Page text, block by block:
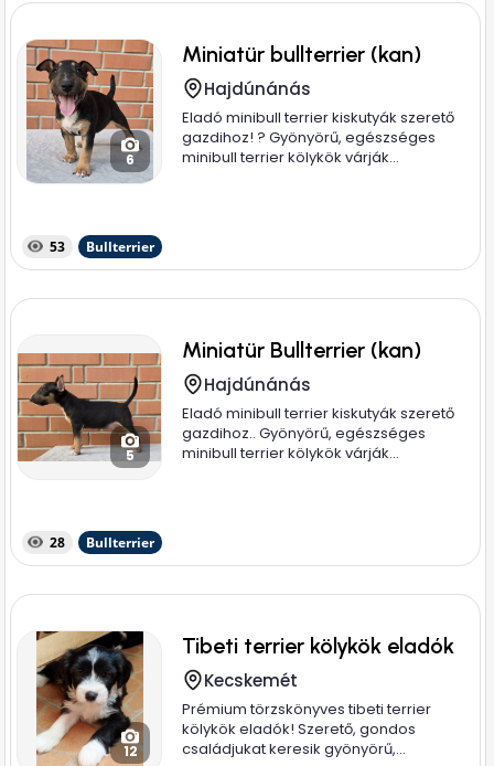
6
Miniatür bullterrier (kan)
Hajdúnánás
Eladó minibull terrier kiskutyák szerető
gazdihoz! ? Gyönyörű, egészséges
minibull terrier kölykök várják...
53 Bullterrier
5
Miniatür Bullterrier (kan)
Hajdúnánás
Eladó minibull terrier kiskutyák szerető
gazdihoz.. Gyönyörű, egészséges
minibull terrier kölykök várják...
28 Bullterrier
12
Tibeti terrier kölykök eladók
Kecskemét
Prémium törzskönyves tibeti terrier
kölykök eladók! Szerető, gondos
családjukat keresik gyönyörű,...